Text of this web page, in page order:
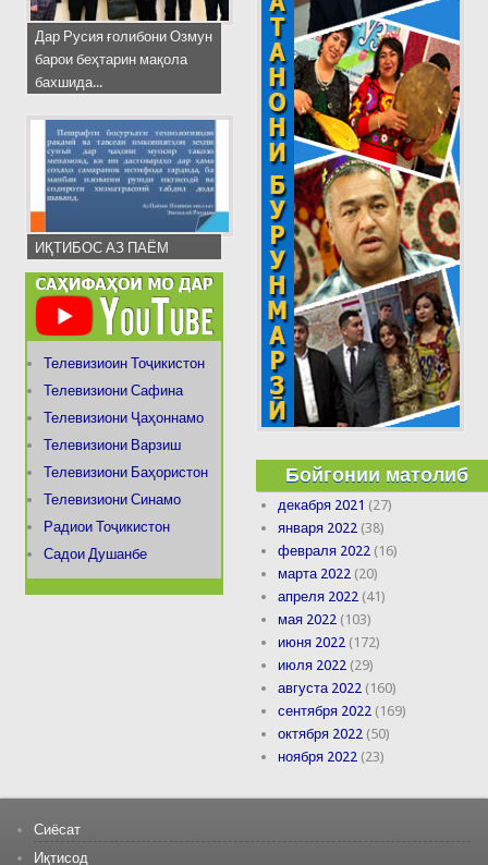
Дар Русия ғолибони Озмун
барои беҳтарин мақола
бахшида...
ИҚТИБОС АЗ ПАЁМ
Телевизиоин Тоҷикистон
Телевизиони Сафина
Телевизиони Ҷаҳоннамо
Телевизиони Варзиш
Телевизиони Баҳористон
Телевизиони Синамо
Радиои Тоҷикистон
Садои Душанбе
Бойгонии матолиб
декабря 2021 (27)
января 2022 (38)
февраля 2022 (16)
марта 2022 (20)
апреля 2022 (41)
мая 2022 (103)
июня 2022 (172)
июля 2022 (29)
августа 2022 (160)
сентября 2022 (169)
октября 2022 (50)
ноября 2022 (23)
Сиёсат
Иқтисод